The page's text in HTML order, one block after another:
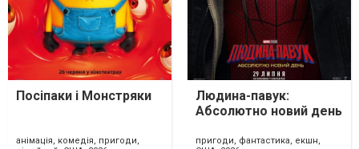
Посіпаки і Монстряки
анімація, комедія, пригоди,
Людина-павук:
Абсолютно новий день
пригоди, фантастика, екшн,